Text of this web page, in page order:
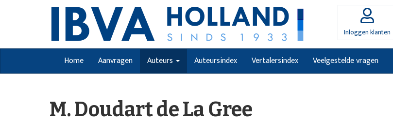
Inloggen klanten
Home Aanvragen Auteurs Auteursindex Vertalersindex Veelgestelde vragen
M. Doudart de La Gree